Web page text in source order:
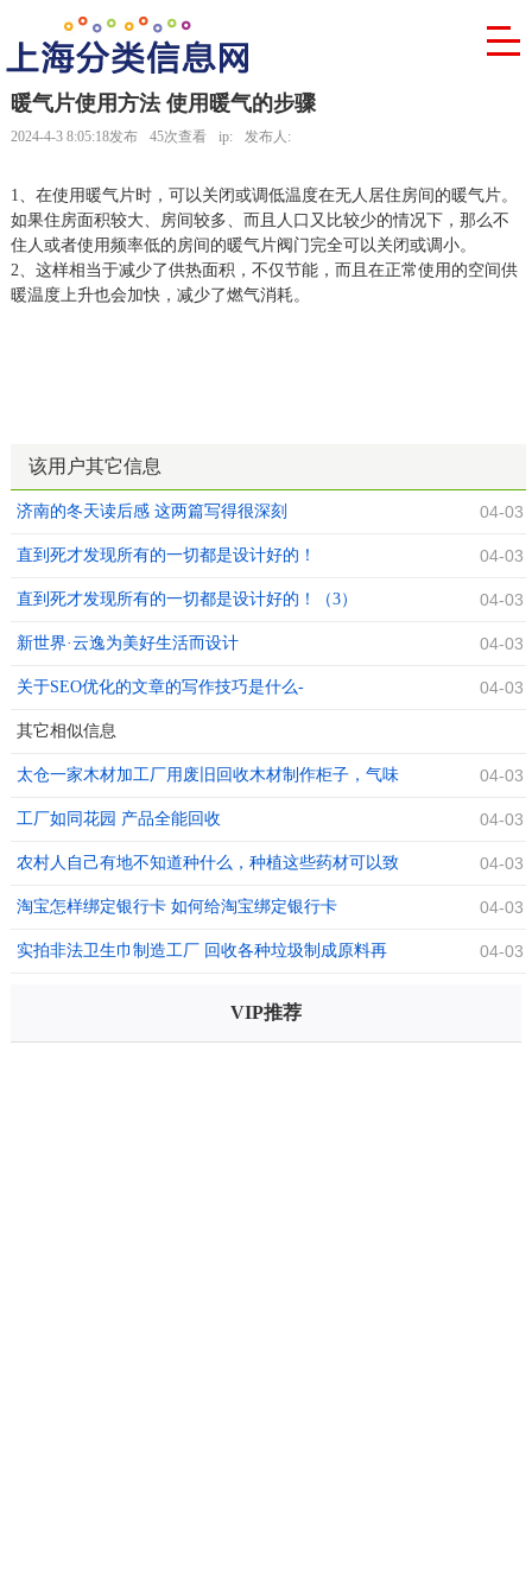
暖气片使用方法 使用暖气的步骤
2024-4-3 8:05:18发布 45次查看 ip: 发布人:
1、在使用暖气片时，可以关闭或调低温度在无人居住房间的暖气片。
如果住房面积较大、房间较多、而且人口又比较少的情况下，那么不
住人或者使用频率低的房间的暖气片阀门完全可以关闭或调小。
2、这样相当于减少了供热面积，不仅节能，而且在正常使用的空间供
暖温度上升也会加快，减少了燃气消耗。
该用户其它信息
济南的冬天读后感 这两篇写得很深刻 04-03
直到死才发现所有的一切都是设计好的！ 04-03
直到死才发现所有的一切都是设计好的！（3） 04-03
新世界·云逸为美好生活而设计 04-03
关于SEO优化的文章的写作技巧是什么- 04-03
其它相似信息
太仓一家木材加工厂用废旧回收木材制作柜子，气味
刺鼻环境差
04-03
工厂如同花园 产品全能回收 04-03
农村人自己有地不知道种什么，种植这些药材可以致
富
04-03
淘宝怎样绑定银行卡 如何给淘宝绑定银行卡 04-03
实拍非法卫生巾制造工厂 回收各种垃圾制成原料再 04-03
VIP推荐